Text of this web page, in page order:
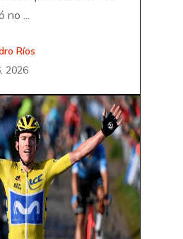
...
Ríos
2026